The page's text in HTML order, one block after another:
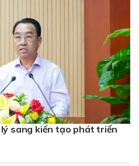
sang kiến tạo phát triển